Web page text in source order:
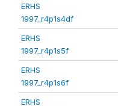
ERHS
1997_r4p1s4df
ERHS
1997_r4p1s5f
ERHS
1997_r4p1s6f
ERHS